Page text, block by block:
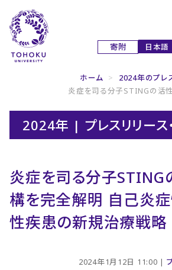
寄附 日本語
ホーム > 2024年のプレ
炎症を司る分子STINGの活
2024年 | プレスリリース
炎症を司る分子STING
構を完全解明 自己炎症
性疾患の新規治療戦略
2024年1月12日 11:00 |